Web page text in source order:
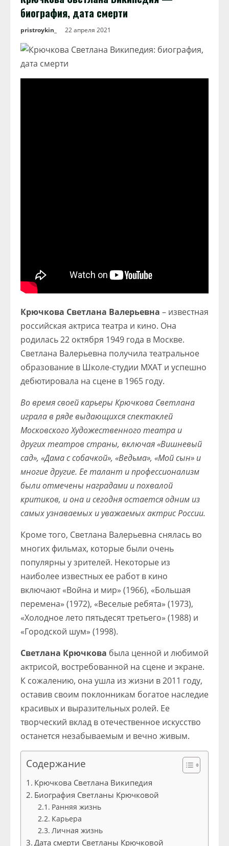
биография, дата смерти
pristroykin_ 22 апреля 2021
Крючкова Светлана Валерьевна – известная
российская актриса театра и кино. Она
родилась 22 октября 1949 года в Москве.
Светлана Валерьевна получила театральное
образование в Школе-студии МХАТ и успешно
дебютировала на сцене в 1965 году.
Во время своей карьеры Крючкова Светлана
играла в ряде выдающихся спектаклей
Московского Художественного театра и
других театров страны, включая «Вишневый
сад», «Дама с собачкой», «Ведьма», «Мой сын» и
многие другие. Ее талант и профессионализм
были отмечены наградами и похвалой
критиков, и она и сегодня остается одним из
самых узнаваемых и уважаемых актрис России.
Кроме того, Светлана Валерьевна снялась во
многих фильмах, которые были очень
популярны у зрителей. Некоторые из
наиболее известных ее работ в кино
включают «Война и мир» (1966), «Большая
перемена» (1972), «Веселые ребята» (1973),
«Холодное лето пятьдесят третьего» (1988) и
«Городской шум» (1998).
Светлана Крючкова была ценной и любимой
актрисой, востребованной на сцене и экране.
К сожалению, она ушла из жизни в 2011 году,
оставив своим поклонникам богатое наследие
красивых и выразительных ролей. Ее
творческий вклад в отечественное искусство
останется незабываемым и вечно живым.
Содержание
Крючкова Светлана Википедия
Биография Светланы Крючковой
Ранняя жизнь
Карьера
Личная жизнь
Дата смерти Светланы Крючковой